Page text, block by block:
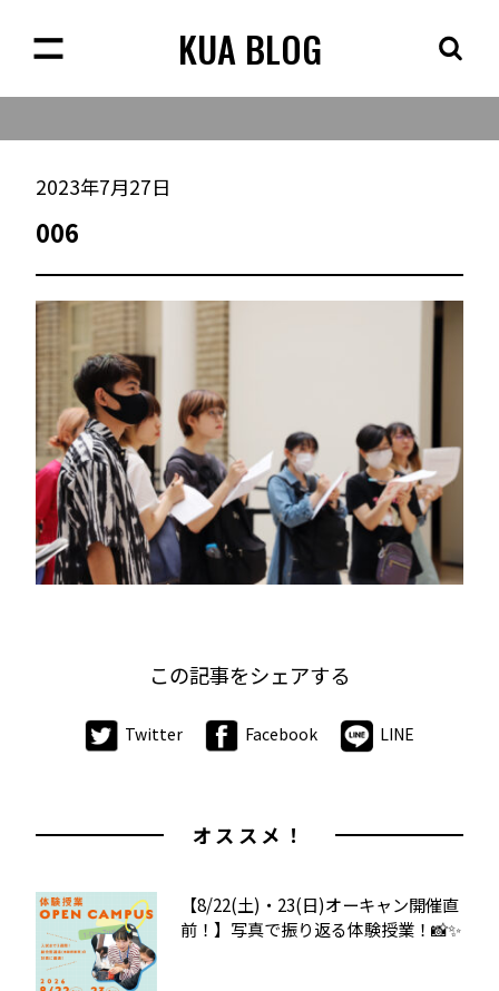
KUA BLOG
2023年7月27日
006
この記事をシェアする
Twitter Facebook LINE
オススメ！
【8/22(土)・23(日)オーキャン開催直
前！】写真で振り返る体験授業！📸✨